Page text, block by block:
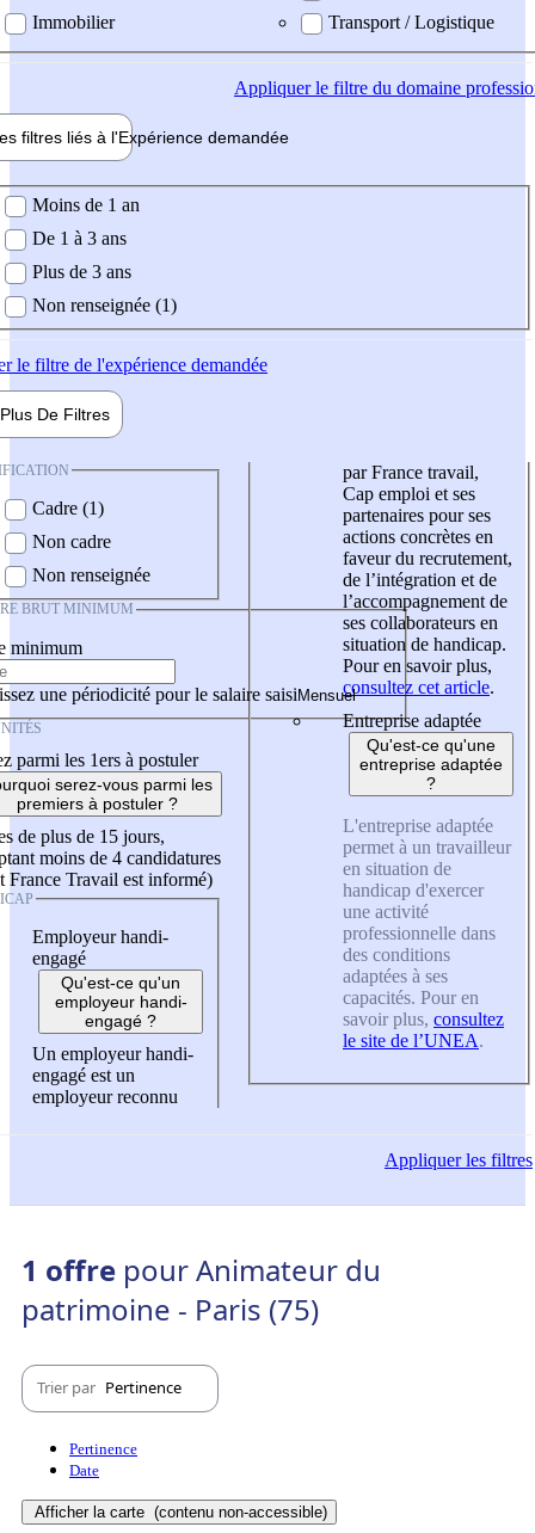
Immobilier
Transport / Logistique
Appliquerle filtre du domaine
filtres liés à l'Expérience demandée
demandée
Moins de 1 an
De 1 à 3 ans
Plus de 3 ans
Non renseignée (1)
le filtre de l'expérience demandée
Plus De Filtres
Cadre (1)
Non cadre
Non renseignée
BRUT MINIMUM
minimum
une périodicité pour le salaire saisi
parmi les 1ers à postuler
serez-vous parmi les
premiers à postuler ?
de plus de 15 jours,
moins de 4 candidatures
France Travail est informé)
Employeur handi-
engagé
Qu'est-ce qu'un
employeur handi-
engagé ?
Un employeur handi-
engagé est un
employeur reconnu
par France travail,
Cap emploi et ses
partenaires pour ses
actions concrètes en
faveur du recrutement,
de l’intégration et de
l’accompagnement de
ses collaborateurs en
situation de handicap.
Pour en savoir plus,
consultez cet article.
Entreprise adaptée
Qu'est-ce qu'une
entreprise adaptée
?
L'entreprise adaptée
permet à un travailleur
en situation de
handicap d'exercer
une activité
professionnelle dans
des conditions
adaptées à ses
capacités. Pour en
savoir plus, consultez
le site de l’UNEA.
Appliquerles filtres
1 offre pour Animateur du
patrimoine - Paris (75)
Trier par Pertinence
Pertinence
Date
Afficher la carte (contenu non-accessible)